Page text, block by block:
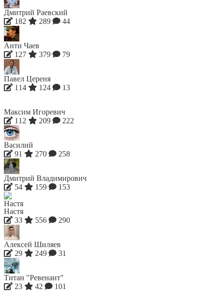
Дмитрий Раевский
182
289 44
Анти Чаев
127
379 79
Павел Цереня
114
124 13
Максим Игоревич
112
209 222
Василий
91
270 258
Дмитрий Владимирович
54
159 153
Настя
33
556 290
Алексей Шиляев
29
249 31
Титан "Ревенант"
23
42 101